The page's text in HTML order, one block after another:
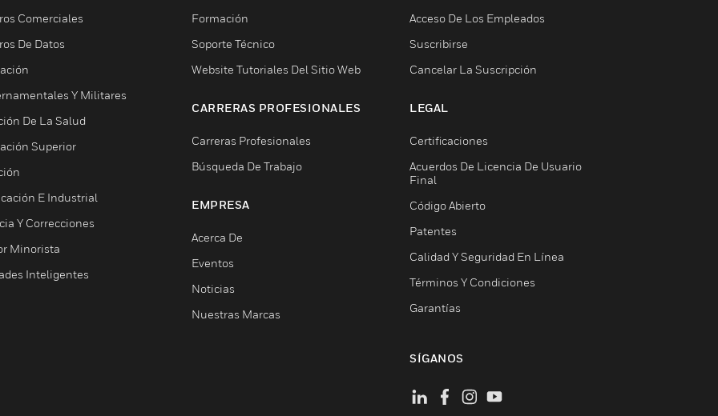
Comerciales
De Datos
Y Militares
De La Salud
Superior
E Industrial
Y Correcciones
Minorista
Inteligentes
Formación
Soporte Técnico
Website Tutoriales Del Sitio Web
CARRERAS PROFESIONALES
Carreras Profesionales
Búsqueda De Trabajo
EMPRESA
Acerca De
Eventos
Noticias
Nuestras Marcas
Acceso De Los Empleados
Suscribirse
Cancelar La Suscripción
LEGAL
Certificaciones
Acuerdos De Licencia De Usuario
Final
Código Abierto
Patentes
Calidad Y Seguridad En Línea
Términos Y Condiciones
Garantías
SÍGANOS